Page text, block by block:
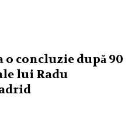
concluzie după 90
lui Radu